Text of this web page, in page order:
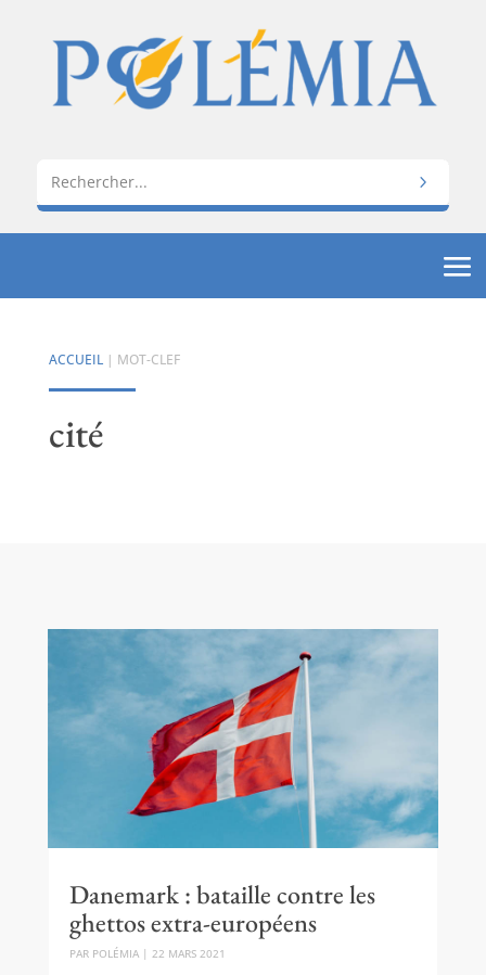
ACCUEIL| MOT-CLEF
cité
Danemark : bataille contre les
ghettos extra-européens
PAR POLÉMIA| 22 MARS 2021